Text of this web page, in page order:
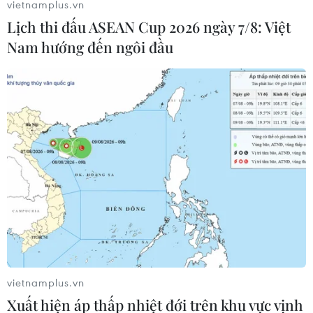
Cuộc chiến thương mại Mỹ-Trung khiến
dự báo tăng trưởng toàn cầu giảm
15/07/2019 07:09
vietnamplus.vn
Lịch thi đấu ASEAN Cup 2026 ngày 7/8: Việt
Nam hướng đến ngôi đầu
vietnamplus.vn
Xuất hiện áp thấp nhiệt đới trên khu vực vịnh